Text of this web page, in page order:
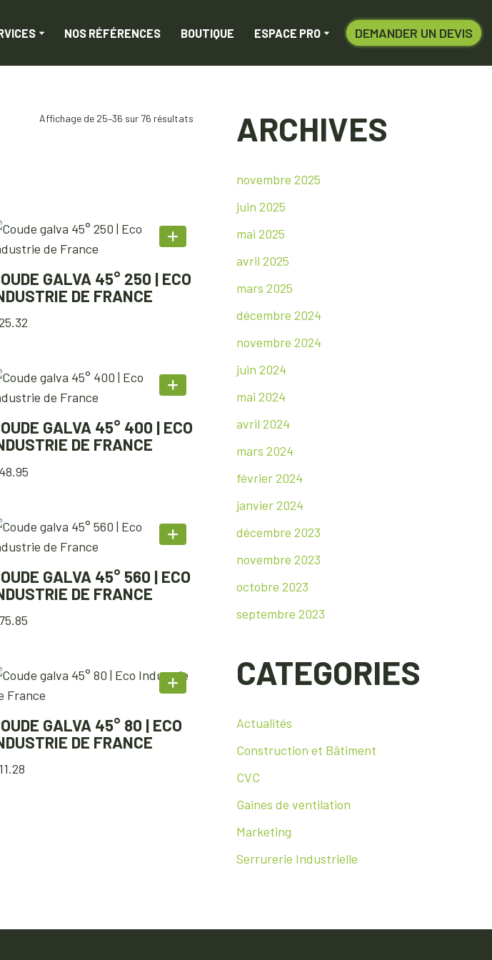
NOS RÉFÉRENCES BOUTIQUE ESPACE PRO DEMANDER UN DEVIS
Affichage de 25–36 sur 76 résultats
GALVA 45° 250 | ECO
DE FRANCE
GALVA 45° 400 | ECO
DE FRANCE
48.95
GALVA 45° 560 | ECO
DE FRANCE
75.85
GALVA 45° 80 | ECO
DE FRANCE
11.28
ARCHIVES
novembre 2025
juin 2025
mai 2025
avril 2025
mars 2025
décembre 2024
novembre 2024
juin 2024
mai 2024
avril 2024
mars 2024
février 2024
janvier 2024
décembre 2023
novembre 2023
octobre 2023
septembre 2023
CATEGORIES
Actualités
Construction et Bâtiment
CVC
Gaines de ventilation
Marketing
Serrurerie Industrielle